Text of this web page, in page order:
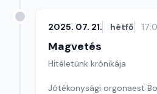
2025. 07. 21. hétfő
Magvetés
Hitéletünk krónikája
Jótékonysági orgonaest